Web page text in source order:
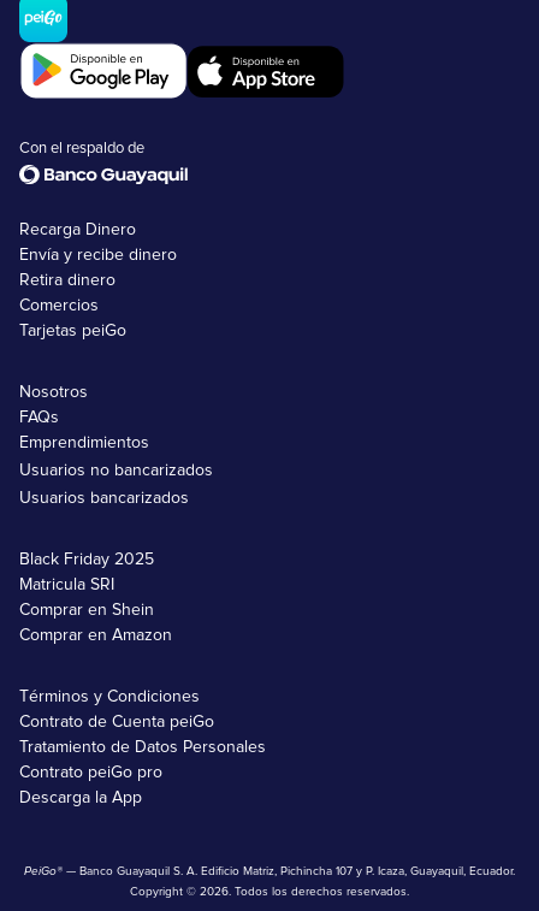
Con el respaldo de
Recarga Dinero
Envía y recibe dinero
Retira dinero
Comercios
Tarjetas peiGo
Nosotros
FAQs
Emprendimientos
Usuarios no bancarizados
Usuarios bancarizados
Black Friday 2025
Matricula SRI
Comprar en Shein
Comprar en Amazon
Términos y Condiciones
Contrato de Cuenta peiGo
Tratamiento de Datos Personales
Contrato peiGo pro
Descarga la App
PeiGo® — Banco Guayaquil S. A. Edificio Matriz, Pichincha 107 y P. Icaza, Guayaquil, Ecuador.
Copyright © 2026. Todos los derechos reservados.